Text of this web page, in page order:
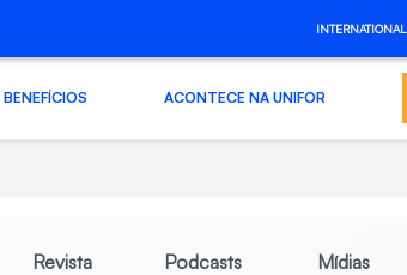
INTERNATIONAL
ACONTECE NA UNIFOR
Revista Podcasts Mídias